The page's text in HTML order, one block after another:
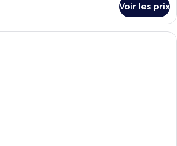
Voir les prix